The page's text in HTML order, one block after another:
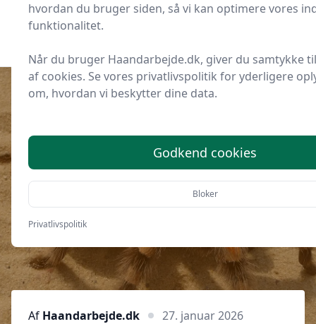
Start søgning
Udgivet iTips og Udstyr
Sådan indstiller du knæløfteren på
din symaskine
Af Haandarbejde.dk 27. januar 2026
hvordan du bruger siden, så vi kan optimere vores
funktionalitet.
Når du bruger Haandarbejde.dk, giver du samtykke
af cookies. Se vores privatlivspolitik for yderligere
om, hvordan vi beskytter dine data.
Godkend cookies
Bloker
Privatlivspolitik